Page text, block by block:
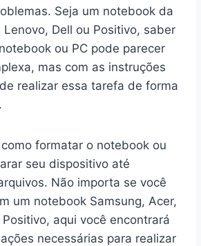
Seja um notebook da
Lenovo, Dell ou Positivo, saber
ou PC pode parecer
mas com as instruções
realizar essa tarefa de forma
formatar o notebook ou
seu dispositivo até
Não importa se você
um notebook Samsung, Acer,
aqui você encontrará
necessárias para realizar